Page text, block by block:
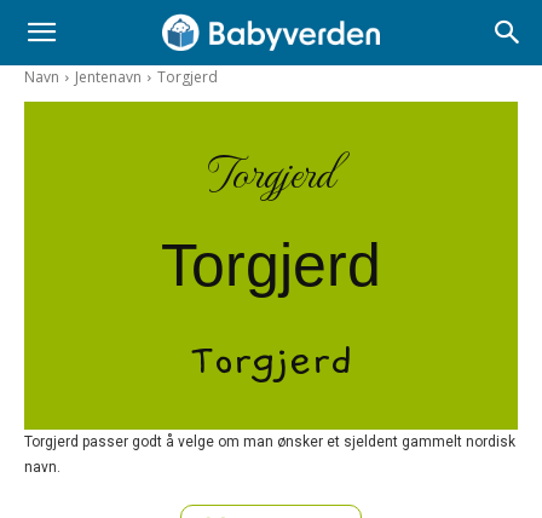
Navn Jentenavn Torgjerd
Torgjerd
Torgjerd
Torgjerd
Torgjerd passer godt å velge om man ønsker et sjeldent gammelt nordisk
navn.